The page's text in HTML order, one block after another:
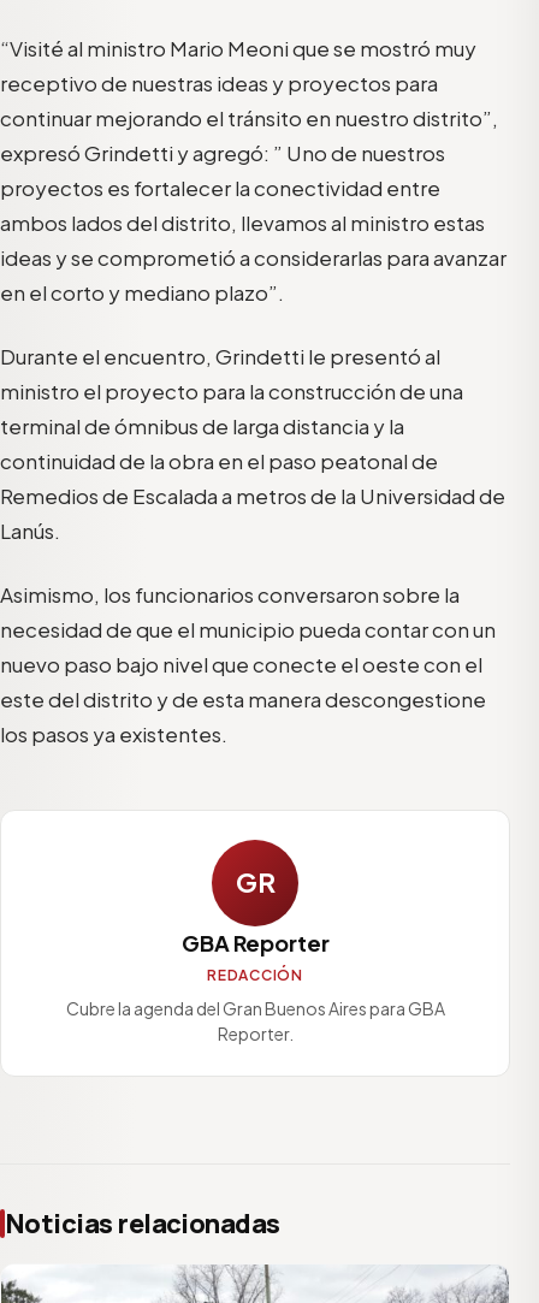
“Visité al ministro Mario Meoni que se mostró muy
receptivo de nuestras ideas y proyectos para
continuar mejorando el tránsito en nuestro distrito”,
expresó Grindetti y agregó: ” Uno de nuestros
proyectos es fortalecer la conectividad entre
ambos lados del distrito, llevamos al ministro estas
ideas y se comprometió a considerarlas para avanzar
en el corto y mediano plazo”.
Durante el encuentro, Grindetti le presentó al
ministro el proyecto para la construcción de una
terminal de ómnibus de larga distancia y la
continuidad de la obra en el paso peatonal de
Remedios de Escalada a metros de la Universidad de
Lanús.
Asimismo, los funcionarios conversaron sobre la
necesidad de que el municipio pueda contar con un
nuevo paso bajo nivel que conecte el oeste con el
este del distrito y de esta manera descongestione
los pasos ya existentes.
GR
GBA Reporter
REDACCIÓN
Cubre la agenda del Gran Buenos Aires para GBA
Reporter.
Noticias relacionadas